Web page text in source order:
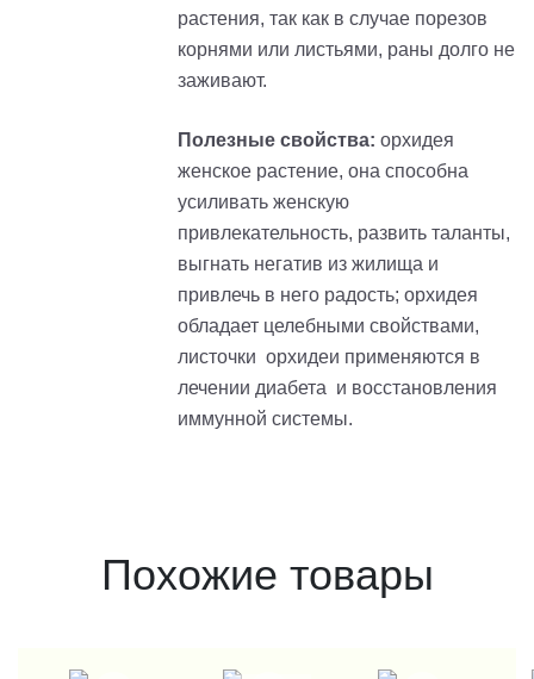
растения, так как в случае порезов
корнями или листьями, раны долго не
заживают.
Полезные свойства: орхидея
женское растение, она способна
усиливать женскую
привлекательность, развить таланты,
выгнать негатив из жилища и
привлечь в него радость; орхидея
обладает целебными свойствами,
листочки орхидеи применяются в
лечении диабета и восстановления
иммунной системы.
Похожие товары